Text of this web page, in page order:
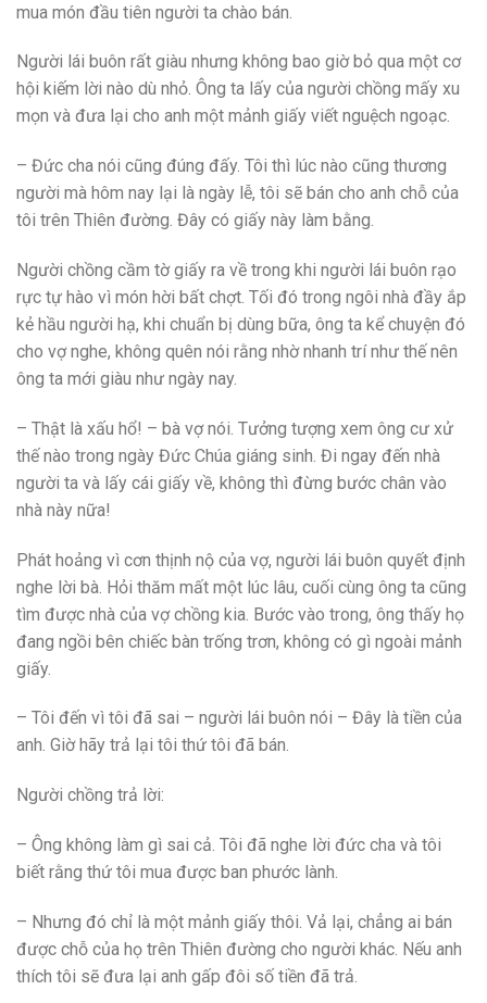
mua món đầu tiên người ta chào bán.
Người lái buôn rất giàu nhưng không bao giờ bỏ qua một cơ
hội kiếm lời nào dù nhỏ. Ông ta lấy của người chồng mấy xu
mọn và đưa lại cho anh một mảnh giấy viết nguệch ngoạc.
– Đức cha nói cũng đúng đấy. Tôi thì lúc nào cũng thương
người mà hôm nay lại là ngày lễ, tôi sẽ bán cho anh chỗ của
tôi trên Thiên đường. Đây có giấy này làm bằng.
Người chồng cầm tờ giấy ra về trong khi người lái buôn rạo
rực tự hào vì món hời bất chợt. Tối đó trong ngôi nhà đầy ắp
kẻ hầu người hạ, khi chuẩn bị dùng bữa, ông ta kể chuyện đó
cho vợ nghe, không quên nói rằng nhờ nhanh trí như thế nên
ông ta mới giàu như ngày nay.
– Thật là xấu hổ! – bà vợ nói. Tưởng tượng xem ông cư xử
thế nào trong ngày Đức Chúa giáng sinh. Đi ngay đến nhà
người ta và lấy cái giấy về, không thì đừng bước chân vào
nhà này nữa!
Phát hoảng vì cơn thịnh nộ của vợ, người lái buôn quyết định
nghe lời bà. Hỏi thăm mất một lúc lâu, cuối cùng ông ta cũng
tìm được nhà của vợ chồng kia. Bước vào trong, ông thấy họ
đang ngồi bên chiếc bàn trống trơn, không có gì ngoài mảnh
giấy.
– Tôi đến vì tôi đã sai – người lái buôn nói – Đây là tiền của
anh. Giờ hãy trả lại tôi thứ tôi đã bán.
Người chồng trả lời:
– Ông không làm gì sai cả. Tôi đã nghe lời đức cha và tôi
biết rằng thứ tôi mua được ban phước lành.
– Nhưng đó chỉ là một mảnh giấy thôi. Vả lại, chẳng ai bán
được chỗ của họ trên Thiên đường cho người khác. Nếu anh
thích tôi sẽ đưa lại anh gấp đôi số tiền đã trả.